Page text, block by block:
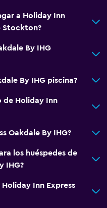
ascensor
a Holiday Inn
Stockton?
By IHG
By IHG piscina?
de Holiday Inn
Oakdale By IHG?
los huéspedes de
IHG?
Inn Express